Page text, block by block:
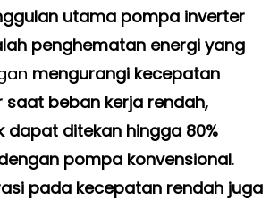
utama pompa inverter
penghematan energi yang
mengurangi kecepatan
beban kerja rendah,
dapat ditekan hingga 80%
pompa konvensional.
pada kecepatan rendah juga